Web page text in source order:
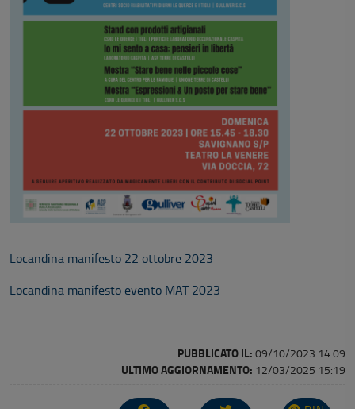
Locandina manifesto 22 ottobre 2023
Locandina manifesto evento MAT 2023
PUBBLICATO IL: 09/10/2023 14:09
ULTIMO AGGIORNAMENTO: 12/03/2025 15:19